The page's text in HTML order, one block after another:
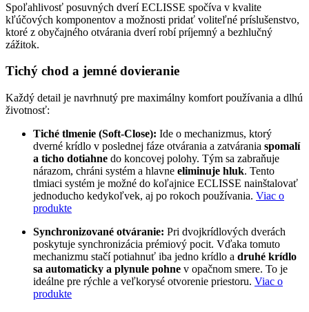
Spoľahlivosť posuvných dverí ECLISSE spočíva v kvalite
kľúčových komponentov a možnosti pridať voliteľné príslušenstvo,
ktoré z obyčajného otvárania dverí robí príjemný a bezhlučný
zážitok.
Tichý chod a jemné dovieranie
Každý detail je navrhnutý pre maximálny komfort používania a dlhú
životnosť:
Tiché tlmenie (Soft-Close): Ide o mechanizmus, ktorý
dverné krídlo v poslednej fáze otvárania a zatvárania spomalí
a ticho dotiahne do koncovej polohy. Tým sa zabraňuje
nárazom, chráni systém a hlavne eliminuje hluk. Tento
tlmiaci systém je možné do koľajnice ECLISSE nainštalovať
jednoducho kedykoľvek, aj po rokoch používania. Viac o
produkte
Synchronizované otváranie: Pri dvojkrídlových dverách
poskytuje synchronizácia prémiový pocit. Vďaka tomuto
mechanizmu stačí potiahnuť iba jedno krídlo a druhé krídlo
sa automaticky a plynule pohne v opačnom smere. To je
ideálne pre rýchle a veľkorysé otvorenie priestoru. Viac o
produkte